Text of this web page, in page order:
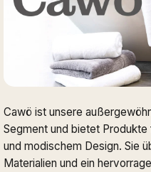
Cawö ist unsere
Segment und bietet
und modischem Design. Sie
Materialien und ein